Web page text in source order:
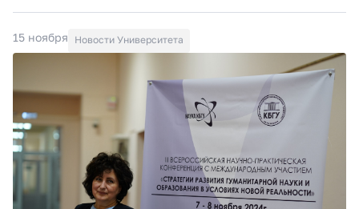
15 ноября Новости Университета